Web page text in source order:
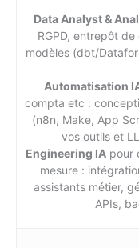
Data Analyst &
RGPD, entrepôt
modèles (dbt/
Automatisation
compta etc :
(n8n, Make, App
vos outils et
Engineering IA pour
mesure :
assistants métier,
APIs,